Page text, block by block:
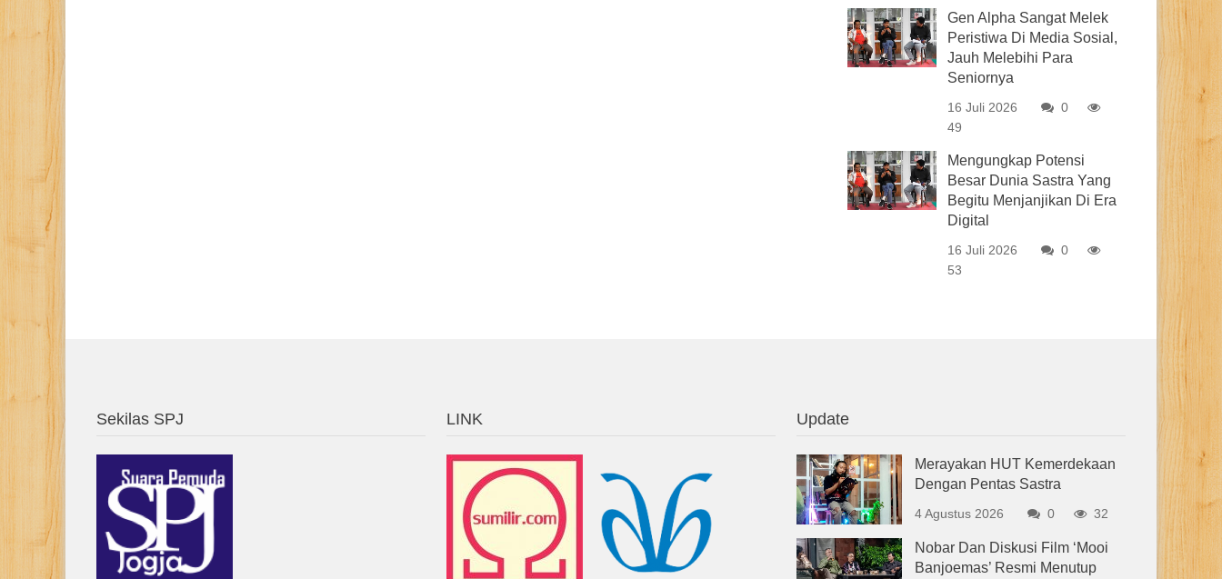
Gen Alpha Sangat Melek
Peristiwa Di Media Sosial,
Jauh Melebihi Para
Seniornya
16 Juli 2026
0
49
Mengungkap Potensi
Besar Dunia Sastra Yang
Begitu Menjanjikan Di Era
Digital
16 Juli 2026
0
53
Sekilas SPJ LINK Update
Merayakan HUT Kemerdekaan
Dengan Pentas Sastra
4 Agustus 2026 0 32
Nobar Dan Diskusi Film ‘Mooi
Banjoemas’ Resmi Menutup